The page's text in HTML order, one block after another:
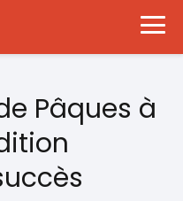
Pâques à